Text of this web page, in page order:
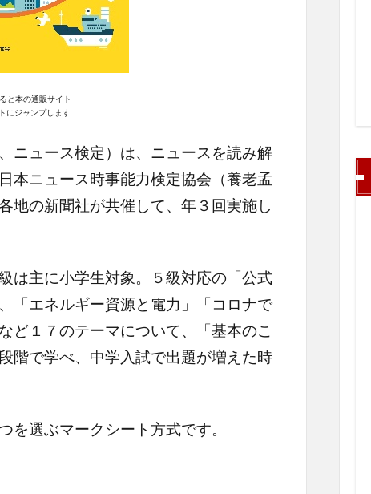
と本の通販サイト
にジャンプします
ニュース検定）は、ニュースを読み解
本ニュース時事能力検定協会（養老孟
地の新聞社が共催して、年３回実施し
は主に小学生対象。５級対応の「公式
「エネルギー資源と電力」「コロナで
ど１７のテーマについて、「基本のこ
階で学べ、中学入試で出題が増えた時
選ぶマークシート方式です。